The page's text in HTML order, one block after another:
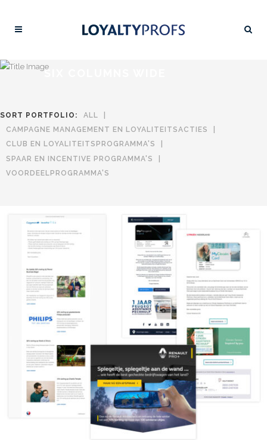
SIX COLUMNS WIDE
SORT PORTFOLIO:
ALL
CAMPAGNE MANAGEMENT EN LOYALITEITSACTIES
CLUB EN LOYALITEITSPROGRAMMA'S
SPAAR EN INCENTIVE PROGRAMMA'S
VOORDEELPROGRAMMA'S